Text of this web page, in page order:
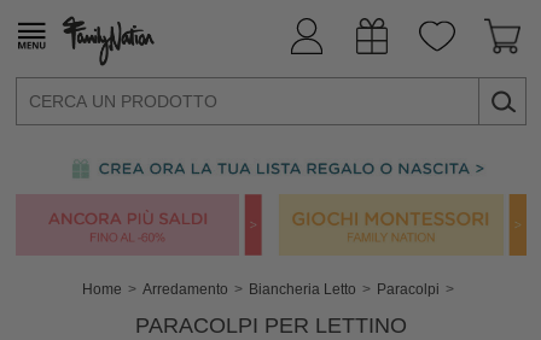
Home Arredamento Biancheria Letto Paracolpi
PARACOLPI PER LETTINO